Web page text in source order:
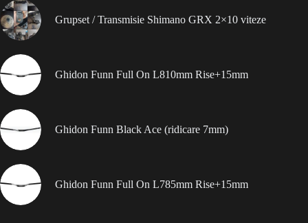
Grupset / Transmisie Shimano GRX 2×10 viteze
Ghidon Funn Full On L810mm Rise+15mm
Ghidon Funn Black Ace (ridicare 7mm)
Ghidon Funn Full On L785mm Rise+15mm